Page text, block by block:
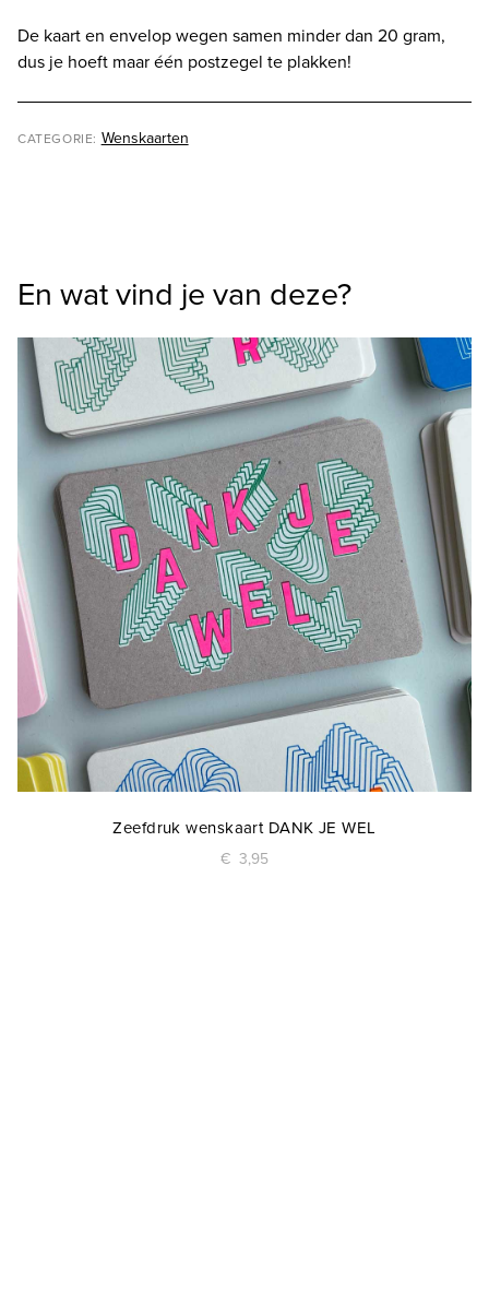
De kaart en envelop wegen samen minder dan 20 gram,
dus je hoeft maar één postzegel te plakken!
CATEGORIE: Wenskaarten
En wat vind je van deze?
Zeefdruk wenskaart DANK JE WEL
€ 3,95